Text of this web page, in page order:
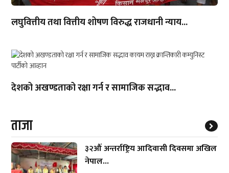
लघुवित्तीय तथा वित्तीय शोषण विरुद्ध राजधानी न्याय...
देशको अखण्डताको रक्षा गर्न र सामाजिक सद्भाव...
ताजा
३२औं अन्तर्राष्ट्रिय आदिवासी दिवसमा अखिल
नेपाल...